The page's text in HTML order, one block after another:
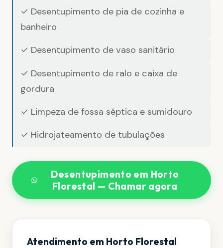
✓ Desentupimento de pia de cozinha e
banheiro
✓ Desentupimento de vaso sanitário
✓ Desentupimento de ralo e caixa de
gordura
✓ Limpeza de fossa séptica e sumidouro
✓ Hidrojateamento de tubulações
Desentupimento em Horto
Florestal — Chamar agora
Atendimento em Horto Florestal